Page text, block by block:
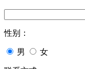
性别：
男 女